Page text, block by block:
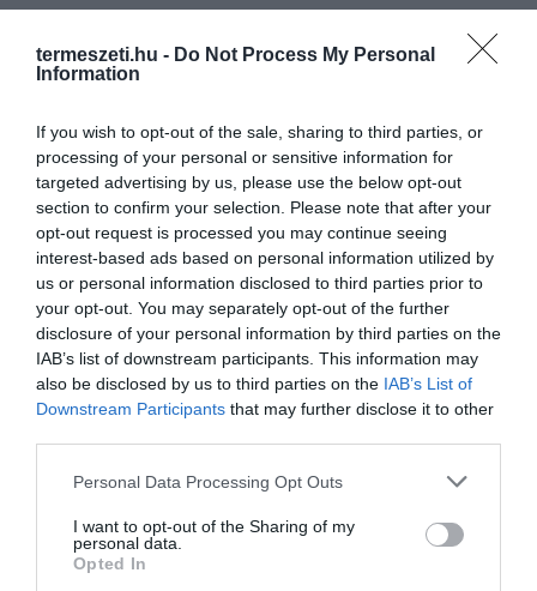
termeszeti.hu - Do Not Process My Personal
Information
If you wish to opt-out of the sale, sharing to third parties, or
processing of your personal or sensitive information for
targeted advertising by us, please use the below opt-out
section to confirm your selection. Please note that after your
opt-out request is processed you may continue seeing
interest-based ads based on personal information utilized by
us or personal information disclosed to third parties prior to
your opt-out. You may separately opt-out of the further
disclosure of your personal information by third parties on the
IAB’s list of downstream participants. This information may
also be disclosed by us to third parties on the IAB’s List of
Downstream Participants that may further disclose it to other
Please note that this website/app uses one or more Google
not limited to your visit or usage behaviour. You may click to
grant or deny consent to Google and its third-party tags to
use your data for below specified purposes in below Google
Personal Data Processing Opt Outs
I want to opt-out of the Sharing of my
personal data.
Opted In
MOGYORÓKRÉMBE REJTETT FOGAMZÁSGÁTLÓVAL
SZORÍTANÁK VISSZA A SZÜRKEMÓKUSOKAT AZ EGYESÜLT
KÖVETKEZŐ CIKK
16 TRÜKKÖT MUTATOTT BE 1 PERC ALATT A VILÁGREKORDER
TENGERIMALAC
HASONLÓ ÉRDEKESSÉGEK